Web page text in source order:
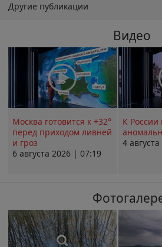
Другие публикации
Видео
Москва готовится к +32°
перед приходом ливней
и гроз
6 августа 2026 | 07:19
К России
4